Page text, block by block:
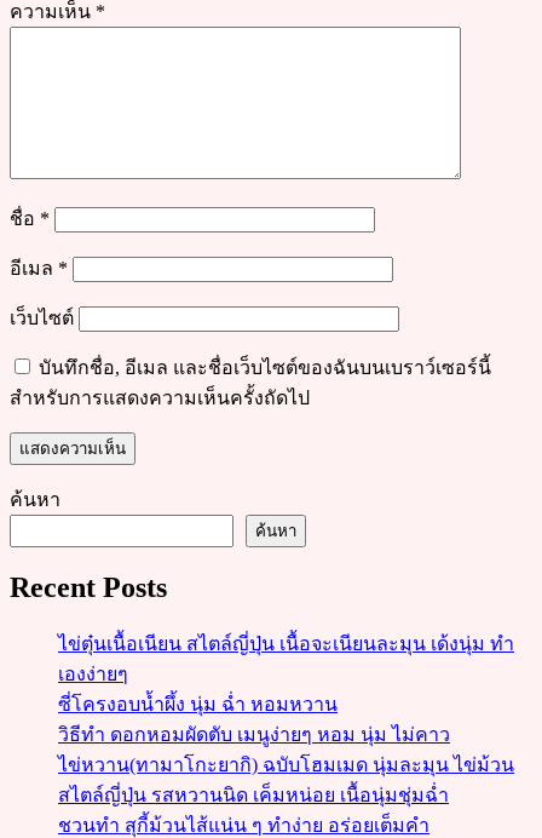
ความเห็น *
ชื่อ *
อีเมล *
เว็บไซต์
บันทึกชื่อ, อีเมล และชื่อเว็บไซต์ของฉันบนเบราว์เซอร์นี้
สำหรับการแสดงความเห็นครั้งถัดไป
ค้นหา
ค้นหา
Recent Posts
ไข่ตุ๋นเนื้อเนียน สไตล์ญี่ปุ่น เนื้อจะเนียนละมุน เด้งนุ่ม ทำ
เองง่ายๆ
ซี่โครงอบน้ำผึ้ง นุ่ม ฉ่ำ หอมหวาน
วิธีทำ ดอกหอมผัดตับ เมนูง่ายๆ หอม นุ่ม ไม่คาว
ไข่หวาน(ทามาโกะยากิ) ฉบับโฮมเมด นุ่มละมุน ไข่ม้วน
สไตล์ญี่ปุ่น รสหวานนิด เค็มหน่อย เนื้อนุ่มชุ่มฉ่ำ
ชวนทำ สุกี้ม้วนไส้แน่น ๆ ทำง่าย อร่อยเต็มคำ